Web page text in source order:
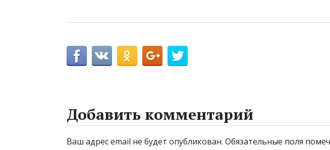
Добавить комментарий
Ваш адрес email не будет опубликован. Обязательные поля